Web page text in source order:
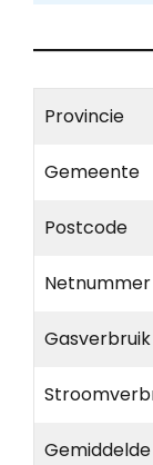
Provincie
Gemeente
Postcode
Netnummer